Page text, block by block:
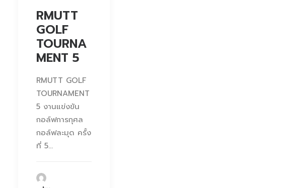
RMUTT
GOLF
TOURNA
MENT 5
RMUTT GOLF
TOURNAMENT
5 งานแข่งขัน
กอล์ฟการกุศล
กอล์ฟละมุด ครั้ง
ที่ 5…